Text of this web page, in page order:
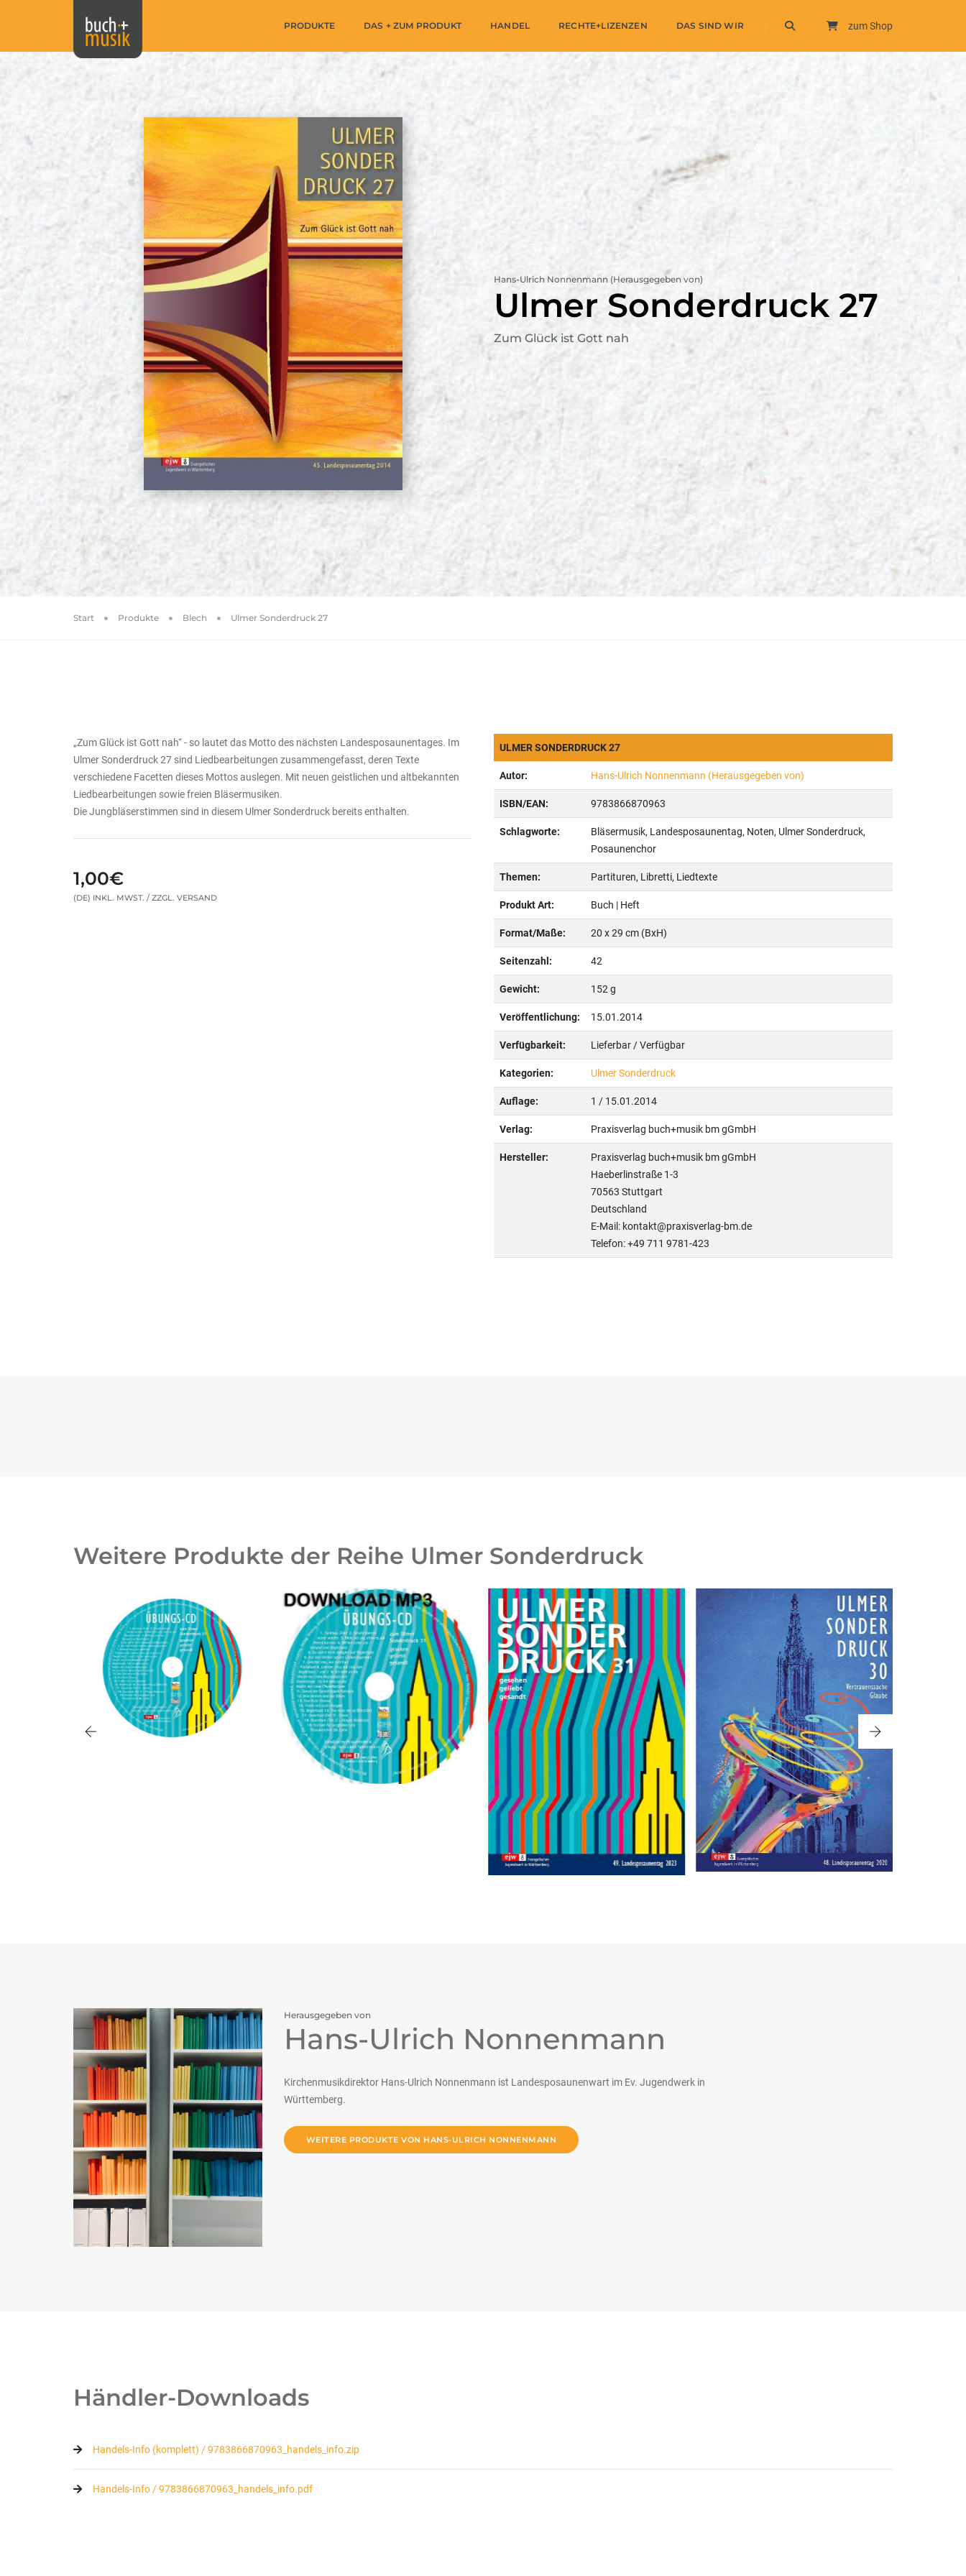
PRODUKTE DAS + ZUM PRODUKT HANDEL RECHTE+LIZENZEN DAS SIND WIR zum Shop
Hans-Ulrich Nonnenmann (Herausgegeben von)
Ulmer Sonderdruck 27
Zum Glück ist Gott nah
Start Produkte Blech Ulmer Sonderdruck 27
„Zum Glück ist Gott nah“ - so lautet das Motto des nächsten Landesposaunentages. Im
Ulmer Sonderdruck 27 sind Liedbearbeitungen zusammengefasst, deren Texte
verschiedene Facetten dieses Mottos auslegen. Mit neuen geistlichen und altbekannten
Liedbearbeitungen sowie freien Bläsermusiken.
Die Jungbläserstimmen sind in diesem Ulmer Sonderdruck bereits enthalten.
1,00€
(DE) INKL. MWST. / ZZGL. VERSAND
ULMER SONDERDRUCK 27
Autor: Hans-Ulrich Nonnenmann (Herausgegeben von)
ISBN/EAN: 9783866870963
Schlagworte:
Bläsermusik, Landesposaunentag, Noten, Ulmer Sonderdruck,
Posaunenchor
Themen: Partituren, Libretti, Liedtexte
Produkt Art: Buch | Heft
Format/Maße: 20 x 29 cm (BxH)
Seitenzahl: 42
Gewicht: 152 g
Veröffentlichung: 15.01.2014
Verfügbarkeit: Lieferbar / Verfügbar
Kategorien: Ulmer Sonderdruck
Auflage: 1 / 15.01.2014
Verlag: Praxisverlag buch+musik bm gGmbH
Hersteller:
Praxisverlag buch+musik bm gGmbH
Haeberlinstraße 1-3
70563 Stuttgart
Deutschland
E-Mail: kontakt@praxisverlag-bm.de
Telefon: +49 711 9781-423
Weitere Produkte der Reihe Ulmer Sonderdruck
Herausgegeben von
Hans-Ulrich Nonnenmann
Kirchenmusikdirektor Hans-Ulrich Nonnenmann ist Landesposaunenwart im Ev. Jugendwerk in
Württemberg.
WEITERE PRODUKTE VON HANS-ULRICH NONNENMANN
Händler-Downloads
Handels-Info (komplett) / 9783866870963_handels_info.zip
Handels-Info / 9783866870963_handels_info.pdf